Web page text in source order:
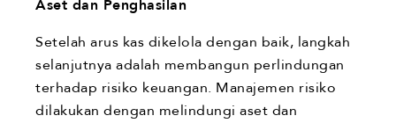
Aset dan Penghasilan
Setelah arus kas dikelola dengan baik, langkah
selanjutnya adalah membangun perlindungan
terhadap risiko keuangan. Manajemen risiko
dilakukan dengan melindungi aset dan